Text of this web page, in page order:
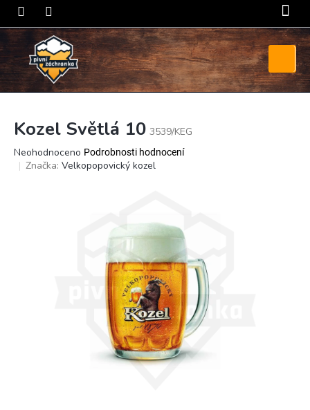
Přejít
obsah
Nákupní
košík
Kozel Světlá 10 3539/KEG
Průměrné
hodnocení
Neohodnoceno Podrobnosti hodnocení
Značka: Velkopopovický kozel